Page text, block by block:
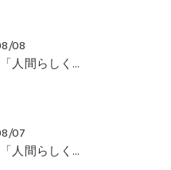
08
AI時代に「人間らしく働く」には？ 〜山口周さんの対談動画・文字起こし（その２）〜
07
AI時代に「人間らしく働く」には？ 〜山口周さんの対談動画・文字起こし（その１）〜